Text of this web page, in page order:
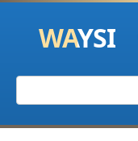
Перейти
контенту
Поиск: